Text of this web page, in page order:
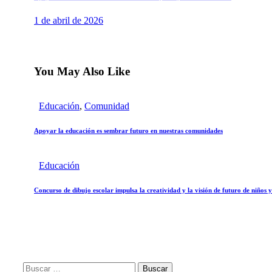
1 de abril de 2026
You May Also Like
Educación, Comunidad
Apoyar la educación es sembrar futuro en nuestras comunidades
Educación
Concurso de dibujo escolar impulsa la creatividad y la visión de futuro de niños
Buscar: